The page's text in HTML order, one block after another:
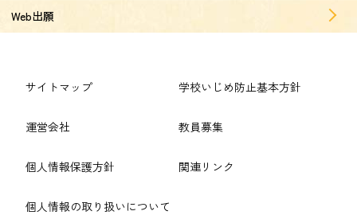
Web出願
サイトマップ
運営会社
個人情報保護方針
個人情報の取り扱いについて
学校いじめ防止基本方針
教員募集
関連リンク